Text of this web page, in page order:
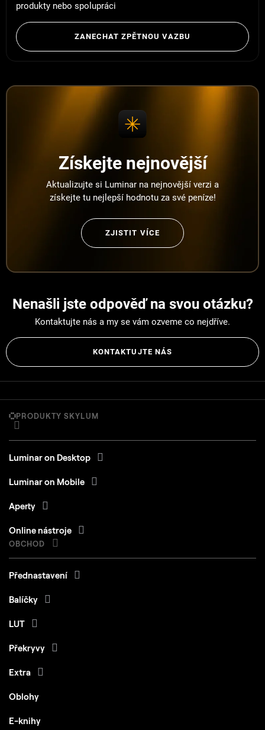
produkty nebo spolupráci
ZANECHAT ZPĚTNOU VAZBU
Získejte nejnovější
Aktualizujte si Luminar na nejnovější verzi a
získejte tu nejlepší hodnotu za své peníze!
ZJISTIT VÍCE
Nenašli jste odpověď na svou otázku?
Kontaktujte nás a my se vám ozveme co nejdříve.
KONTAKTUJTE NÁS
PRODUKTY SKYLUM
Luminar on Desktop
Luminar on Mobile
Aperty
Online nástroje
OBCHOD
Přednastavení
Balíčky
LUT
Překryvy
Extra
Oblohy
E-knihy